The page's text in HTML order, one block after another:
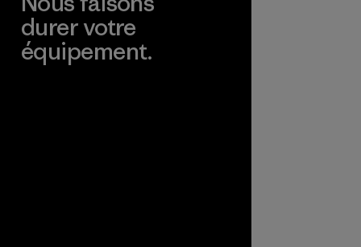
durer votre
équipement.